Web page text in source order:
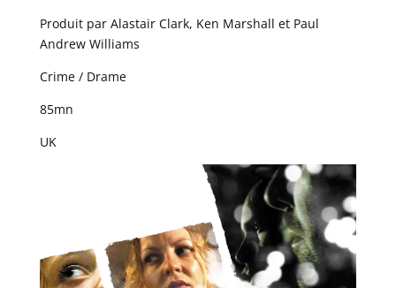
Produit par Alastair Clark, Ken Marshall et Paul
Andrew Williams
Crime / Drame
85mn
UK